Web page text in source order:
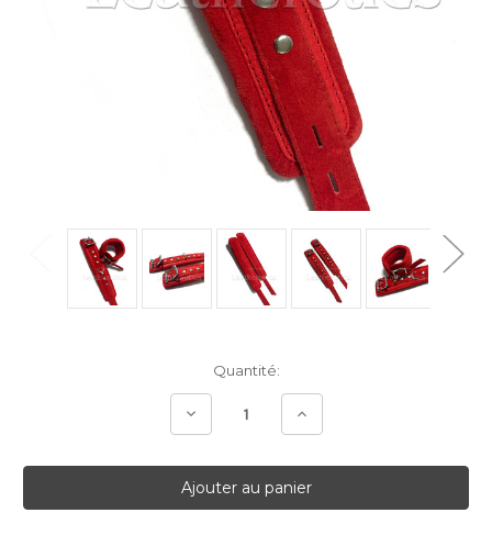
Quantité:
Diminuer Augmenter